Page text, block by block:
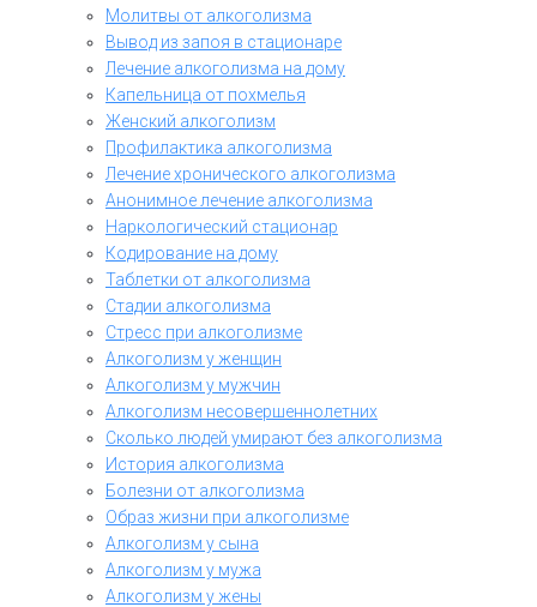
Молитвы от алкоголизма
Вывод из запоя в стационаре
Лечение алкоголизма на дому
Капельница от похмелья
Женский алкоголизм
Профилактика алкоголизма
Лечение хронического алкоголизма
Анонимное лечение алкоголизма
Наркологический стационар
Кодирование на дому
Таблетки от алкоголизма
Стадии алкоголизма
Стресс при алкоголизме
Алкоголизм у женщин
Алкоголизм у мужчин
Алкоголизм несовершеннолетних
Сколько людей умирают без алкоголизма
История алкоголизма
Болезни от алкоголизма
Образ жизни при алкоголизме
Алкоголизм у сына
Алкоголизм у мужа
Алкоголизм у жены